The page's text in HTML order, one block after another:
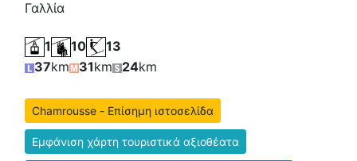
Γαλλία
1 10
13
37km 31km 24km
Chamrousse - Επίσημη ιστοσελίδα
Εμφάνιση χάρτη τουριστικά αξιοθέατα